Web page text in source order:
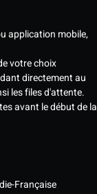
application mobile,
votre choix
directement au
les files d'attente.
avant le début de la
Française